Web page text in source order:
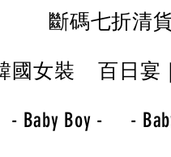
斷碼七折清
國女裝 百日宴
- Baby Boy - -